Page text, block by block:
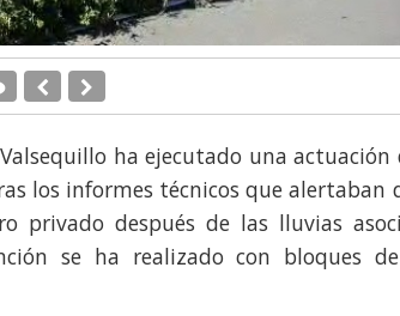
ha ejecutado una actuación
los informes técnicos que alertaban
privado después de las lluvias
se ha realizado con bloques